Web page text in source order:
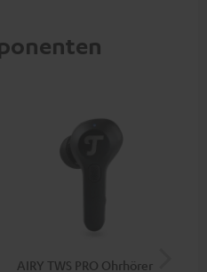
AIRY TWS PRO Ohrhörer